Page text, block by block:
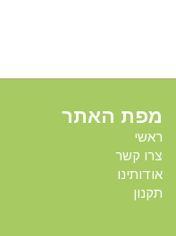
מפת האתר
ראשי
צרו קשר
אודותינו
תקנון